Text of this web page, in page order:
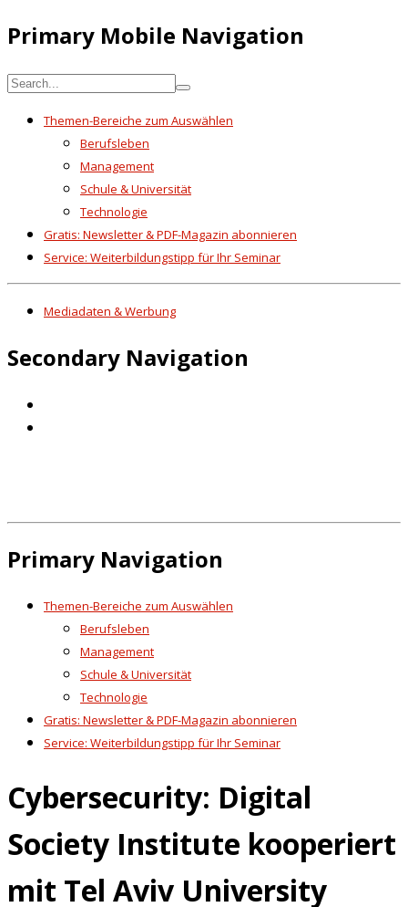
Primary Mobile Navigation
Themen-Bereiche zum Auswählen
Berufsleben
Management
Schule & Universität
Technologie
Gratis: Newsletter & PDF-Magazin abonnieren
Service: Weiterbildungstipp für Ihr Seminar
Mediadaten & Werbung
Secondary Navigation
Primary Navigation
Themen-Bereiche zum Auswählen
Berufsleben
Management
Schule & Universität
Technologie
Gratis: Newsletter & PDF-Magazin abonnieren
Service: Weiterbildungstipp für Ihr Seminar
Cybersecurity: Digital
Society Institute kooperiert
mit Tel Aviv University